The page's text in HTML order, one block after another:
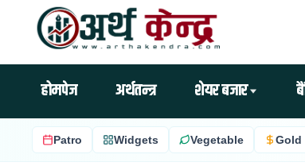
होमपेज अर्थतन्त्र शेयर बजार
Patro Widgets Vegetable Gold